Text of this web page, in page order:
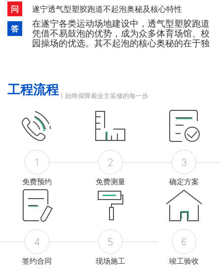
裂、鼓泡现象的发生，同时兼具常规PU与丙烯
酸材料的优良特性，适配遂宁室内外各类篮球
场建设需求。硅PU篮球场的核心优越性能如
下：优越耐候性：可抵御紫外线、臭氧、雨水
及高低温气候等环境
问
答
遂宁透气型塑胶跑道不起泡奥秘及核心特性
在遂宁各类运动场地建设中，透气型塑胶跑道
凭借不易鼓泡的优势，成为众多体育场馆、校
园操场的优选。其不起泡的核心奥秘的在于独
能。在遂宁高温天气下，地基产生的蒸汽可快
速散发，无法聚集形成蒸汽压力，从而从根源
上避免了鼓泡现象的发生，
工程流程丨始终保障着业主装修的每一步
1
免费预约
2
免费测量
3
确定方案
4
签约合同
5
现场施工
6
竣工验收